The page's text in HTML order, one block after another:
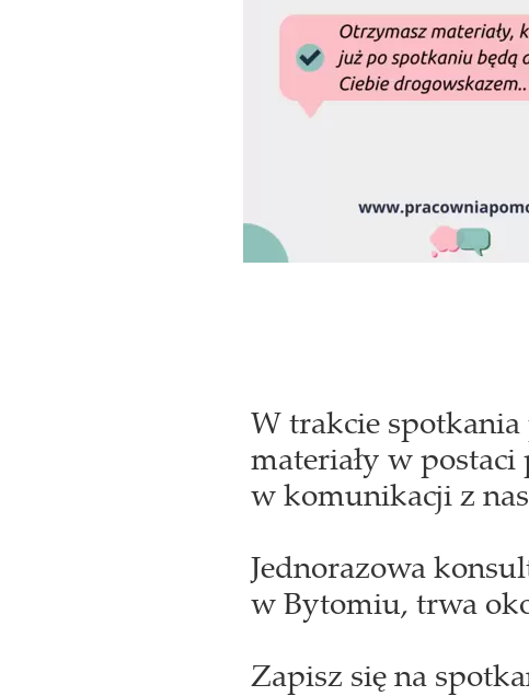
W trakcie
materiały w
w komunikacji z
Jednorazowa
w Bytomiu, trwa
Zapisz się na